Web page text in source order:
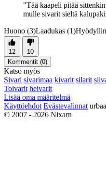
"Tää kaapeli pitää
mulle sivarit sieltä
Huono (3)Laadukas (1)
12
10
Kommentit (0)
Katso myös
Sivari sivarimaa kivarit silarit
Toivarit heivarit
Lisää oma määritelmä
Käyttöehdot Evästevalinnat
© 2007 - 2026 Nixarn